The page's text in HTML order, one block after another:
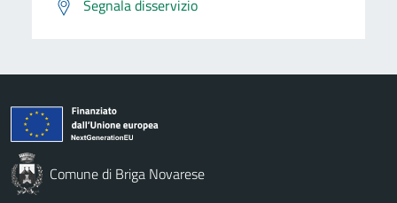
Segnala disservizio
Comune di Briga Novarese